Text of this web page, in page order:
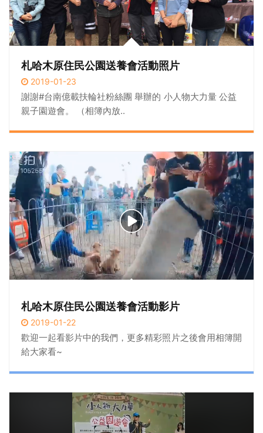
札哈木原住民公園送養會活動照片
2019-01-23
謝謝#台南億載扶輪社粉絲團 舉辦的 小人物大力量 公益
親子園遊會。 （相簿內放..
札哈木原住民公園送養會活動影片
2019-01-22
歡迎一起看影片中的我們，更多精彩照片之後會用相簿開
給大家看~